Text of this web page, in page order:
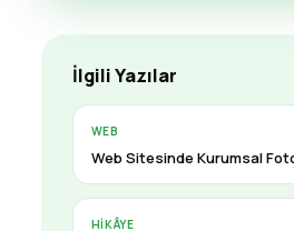
İlgili Yazılar
WEB
Web Sitesinde Kurumsal
HIKÂYE